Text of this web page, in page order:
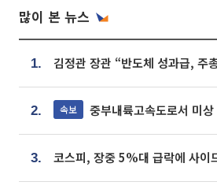
많이 본 뉴스
1.
2. 속보 중부내륙고속도로서 미
3.